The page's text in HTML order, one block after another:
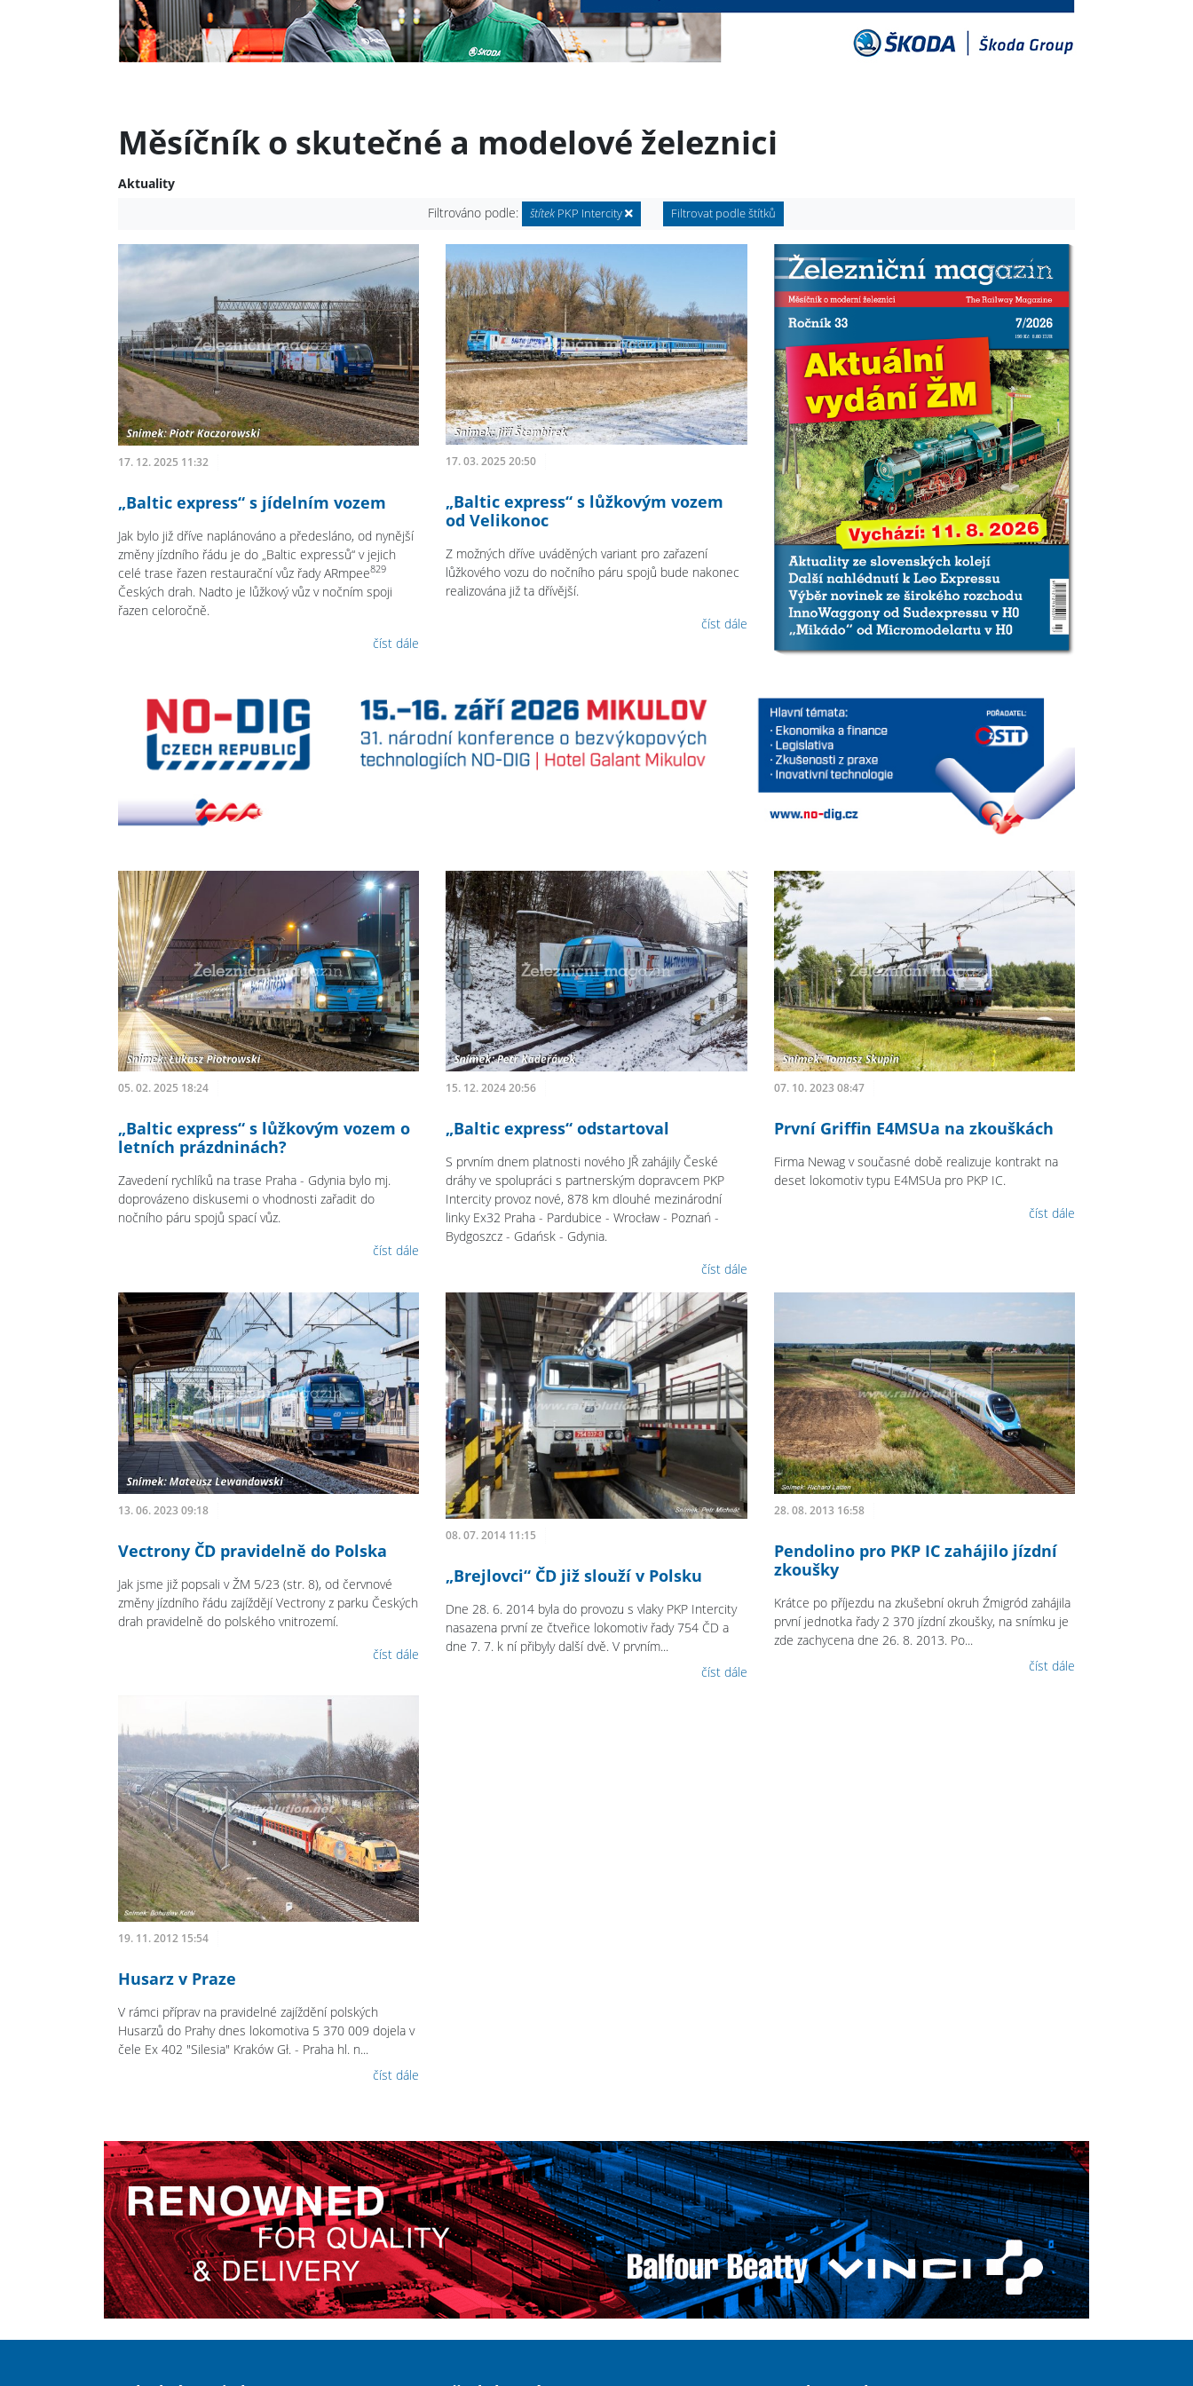
Měsíčník o skutečné a modelové železnici
Aktuality
Filtrováno podle:
štítek PKP Intercity Filtrovat podle štítků
17. 12. 2025 11:32
„Baltic express“ s jídelním vozem
Jak bylo již dříve naplánováno a předesláno, od nynější
změny jízdního řádu je do „Baltic expressů“ v jejich
celé trase řazen restaurační vůz řady ARmpee829
Českých drah. Nadto je lůžkový vůz v nočním spoji
řazen celoročně.
číst dále
17. 03. 2025 20:50
„Baltic express“ s lůžkovým vozem
od Velikonoc
Z možných dříve uváděných variant pro zařazení
lůžkového vozu do nočního páru spojů bude nakonec
realizována již ta dřívější.
číst dále
05. 02. 2025 18:24
„Baltic express“ s lůžkovým vozem o
letních prázdninách?
Zavedení rychlíků na trase Praha - Gdynia bylo mj.
doprovázeno diskusemi o vhodnosti zařadit do
nočního páru spojů spací vůz.
číst dále
15. 12. 2024 20:56
„Baltic express“ odstartoval
S prvním dnem platnosti nového JŘ zahájily České
dráhy ve spolupráci s partnerským dopravcem PKP
Intercity provoz nové, 878 km dlouhé mezinárodní
linky Ex32 Praha - Pardubice - Wrocław - Poznań -
Bydgoszcz - Gdańsk - Gdynia.
číst dále
07. 10. 2023 08:47
První Griffin E4MSUa na zkouškách
Firma Newag v současné době realizuje kontrakt na
deset lokomotiv typu E4MSUa pro PKP IC.
číst dále
13. 06. 2023 09:18
Vectrony ČD pravidelně do Polska
Jak jsme již popsali v ŽM 5/23 (str. 8), od červnové
změny jízdního řádu zajíždějí Vectrony z parku Českých
drah pravidelně do polského vnitrozemí.
číst dále
08. 07. 2014 11:15
„Brejlovci“ ČD již slouží v Polsku
Dne 28. 6. 2014 byla do provozu s vlaky PKP Intercity
nasazena první ze čtveřice lokomotiv řady 754 ČD a
dne 7. 7. k ní přibyly další dvě. V prvním...
číst dále
28. 08. 2013 16:58
Pendolino pro PKP IC zahájilo jízdní
zkoušky
Krátce po příjezdu na zkušební okruh Źmigród zahájila
první jednotka řady 2 370 jízdní zkoušky, na snímku je
zde zachycena dne 26. 8. 2013. Po...
číst dále
19. 11. 2012 15:54
Husarz v Praze
V rámci příprav na pravidelné zajíždění polských
Husarzů do Prahy dnes lokomotiva 5 370 009 dojela v
čele Ex 402 "Silesia" Kraków Gł. - Praha hl. n...
číst dále